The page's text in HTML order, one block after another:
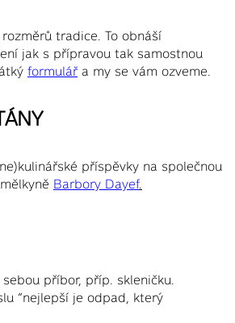
tradice. To obnáší
jak s přípravou tak samostnou
formulář a my se vám ozveme.
příspěvky na společnou
Barbory Dayef.
příbor, příp. skleničku.
“nejlepší je odpad, který